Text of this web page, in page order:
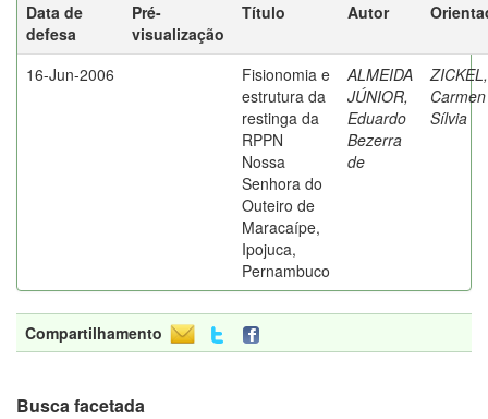
Data de
defesa
Pré-
visualização
Título Autor
16-Jun-2006
Fisionomia e
estrutura da
restinga da
RPPN
Nossa
Senhora do
Outeiro de
Maracaípe,
Ipojuca,
Pernambuco
ALMEIDA
JÚNIOR,
Eduardo
Bezerra
de
ZICKEL,
Carmen
Sílvia
Compartilhamento
Busca facetada